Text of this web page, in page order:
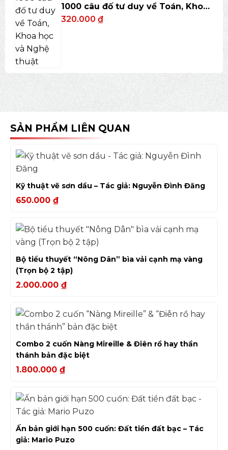
1000 câu đố tư duy về Toán, Khoa
học và Nghệ thuật
320.000 ₫
SẢN PHẨM LIÊN QUAN
Kỹ thuật vẽ sơn dầu – Tác giả: Nguyễn Đình Đăng
650.000 ₫
Bộ tiểu thuyết “Nông Dân” bìa vải cạnh mạ vàng
(Trọn bộ 2 tập)
2.000.000 ₫
Combo 2 cuốn Nàng Mireille & Điên rồ hay thần
thánh bản đặc biệt
1.800.000 ₫
Ấn bản giới hạn 500 cuốn: Đất tiền đất bạc – Tác
giả: Mario Puzo